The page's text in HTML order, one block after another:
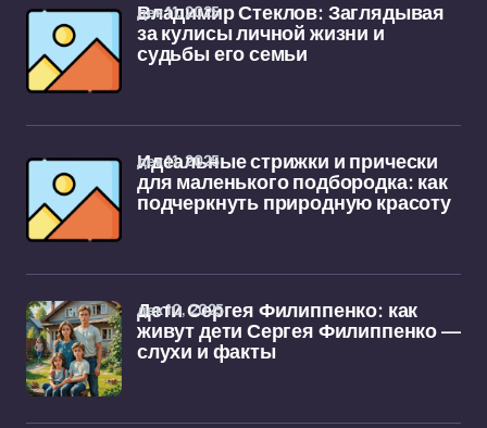
Владимир Стеклов: Заглядывая
за кулисы личной жизни и
судьбы его семьи
дек 11, 2025
Идеальные стрижки и прически
для маленького подбородка: как
подчеркнуть природную красоту
дек 11, 2025
Дети Сергея Филиппенко: как
живут дети Сергея Филиппенко —
слухи и факты
дек 10, 2025